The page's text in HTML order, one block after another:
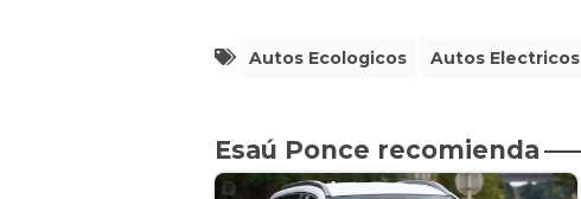
Autos Ecologicos Autos Electricos
Esaú Ponce recomienda